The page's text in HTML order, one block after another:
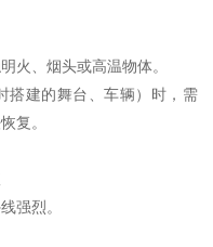
火、烟头或高温物体。
搭建的舞台、车辆）时，需
复。
强烈。